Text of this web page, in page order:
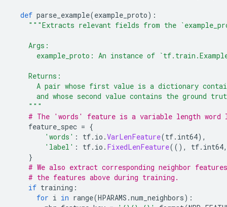
def parse_example(example_proto):
"""Extracts relevant fields from the
Args:
example_proto: An instance of
Returns:
A pair whose first value is a dictionary
and whose second value contains the ground
"""
# The 'words' feature is a variable length word
feature_spec = {
'words' : tf. io .VarLenFeature(tf. int64),
'label' : tf. io . FixedLenFeature((), tf. int64,
}
# We also extract corresponding neighbor
# the features above during training.
if training :
for i in range(HPARAMS .num_neighbors):